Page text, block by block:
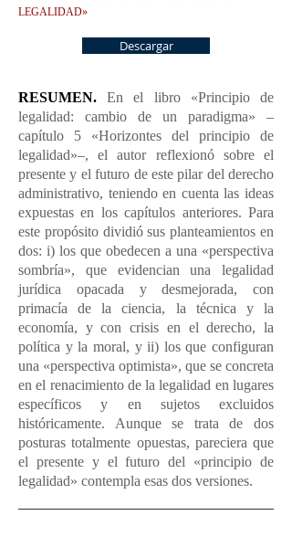
LEGALIDAD»
Descargar
RESUMEN.En el libro «Principio de
legalidad: cambio de un paradigma» –
capítulo 5 «Horizontes del principio de
legalidad»–, el autor reflexionó sobre el
presente y el futuro de este pilar del derecho
administrativo, teniendo en cuenta las ideas
expuestas en los capítulos anteriores. Para
este propósito dividió sus planteamientos en
dos: i) los que obedecen a una «perspectiva
sombría», que evidencian una legalidad
jurídica opacada y desmejorada, con
primacía de la ciencia, la técnica y la
economía, y con crisis en el derecho, la
política y la moral, y ii) los que configuran
una «perspectiva optimista», que se concreta
en el renacimiento de la legalidad en lugares
específicos y en sujetos excluidos
históricamente. Aunque se trata de dos
posturas totalmente opuestas, pareciera que
el presente y el futuro del «principio de
legalidad» contempla esas dos versiones.